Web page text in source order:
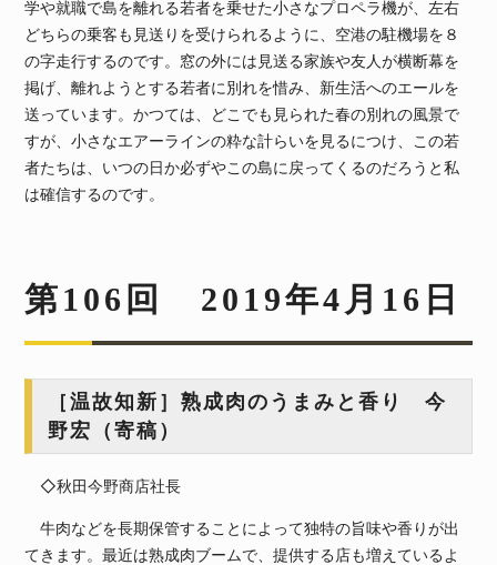
学や就職で島を離れる若者を乗せた小さなプロペラ機が、左右
どちらの乗客も見送りを受けられるように、空港の駐機場を８
の字走行するのです。窓の外には見送る家族や友人が横断幕を
掲げ、離れようとする若者に別れを惜み、新生活へのエールを
送っています。かつては、どこでも見られた春の別れの風景で
すが、小さなエアーラインの粋な計らいを見るにつけ、この若
者たちは、いつの日か必ずやこの島に戻ってくるのだろうと私
は確信するのです。
第106回 2019年4月16日
［温故知新］熟成肉のうまみと香り 今
野宏（寄稿）
◇秋田今野商店社長
牛肉などを長期保管することによって独特の旨味や香りが出
てきます。最近は熟成肉ブームで、提供する店も増えているよ